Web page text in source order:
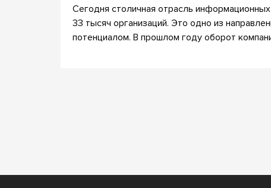
Сегодня столичная отрасль
33 тысяч организаций. Это одно из
потенциалом. В прошлом году оборот